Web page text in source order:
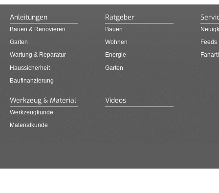
Anleitungen
Bauen & Renovieren
Garten
Wartung & Reparatur
Haussicherheit
Baufinanzierung
Ratgeber
Bauen
Wohnen
Energie
Garten
Feeds
Werkzeug & Material
Werkzeugkunde
Materialkunde
Videos